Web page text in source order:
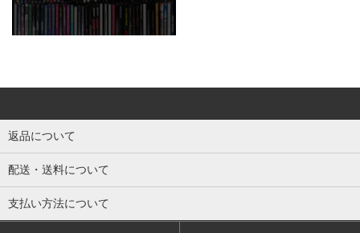
返品について
配送・送料について
支払い方法について